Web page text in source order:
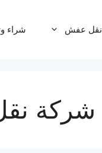
نقل عفش شراء
شركة